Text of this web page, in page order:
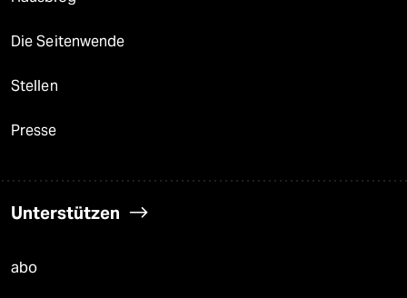
Die Seitenwende
Stellen
Presse
Unterstützen
abo